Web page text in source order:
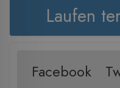
Laufen
Facebook